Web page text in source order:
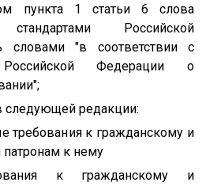
пункта 1 статьи 6 слова
стандартами Российской
словами "в соответствии с
Российской Федерации о
следующей редакции:
требования к гражданскому и
к нему
к гражданскому и